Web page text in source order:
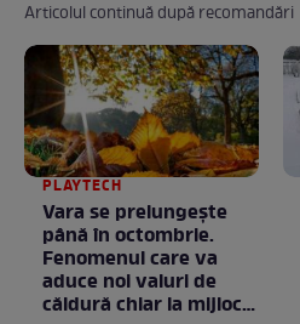
Articolul continuă după recomandări
PLAYTECH
Vara se prelungeşte
până în octombrie.
Fenomenul care va
aduce noi valuri de
căldură chiar la mijlocul